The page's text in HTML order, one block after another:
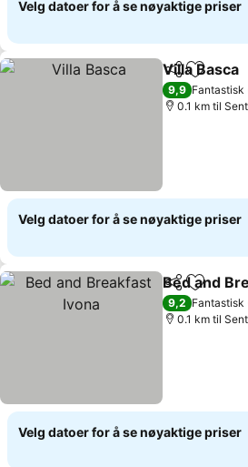
Velg datoer for å se nøyaktige priser
Del Legg til
Villa Basca
9,9 Fantastisk
0.1 km til
Velg datoer for å se nøyaktige priser
Del Legg
Bed and
9,2 Fantastisk
0.1 km til
Velg datoer for å se nøyaktige priser